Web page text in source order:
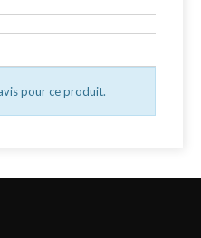
pour ce produit.